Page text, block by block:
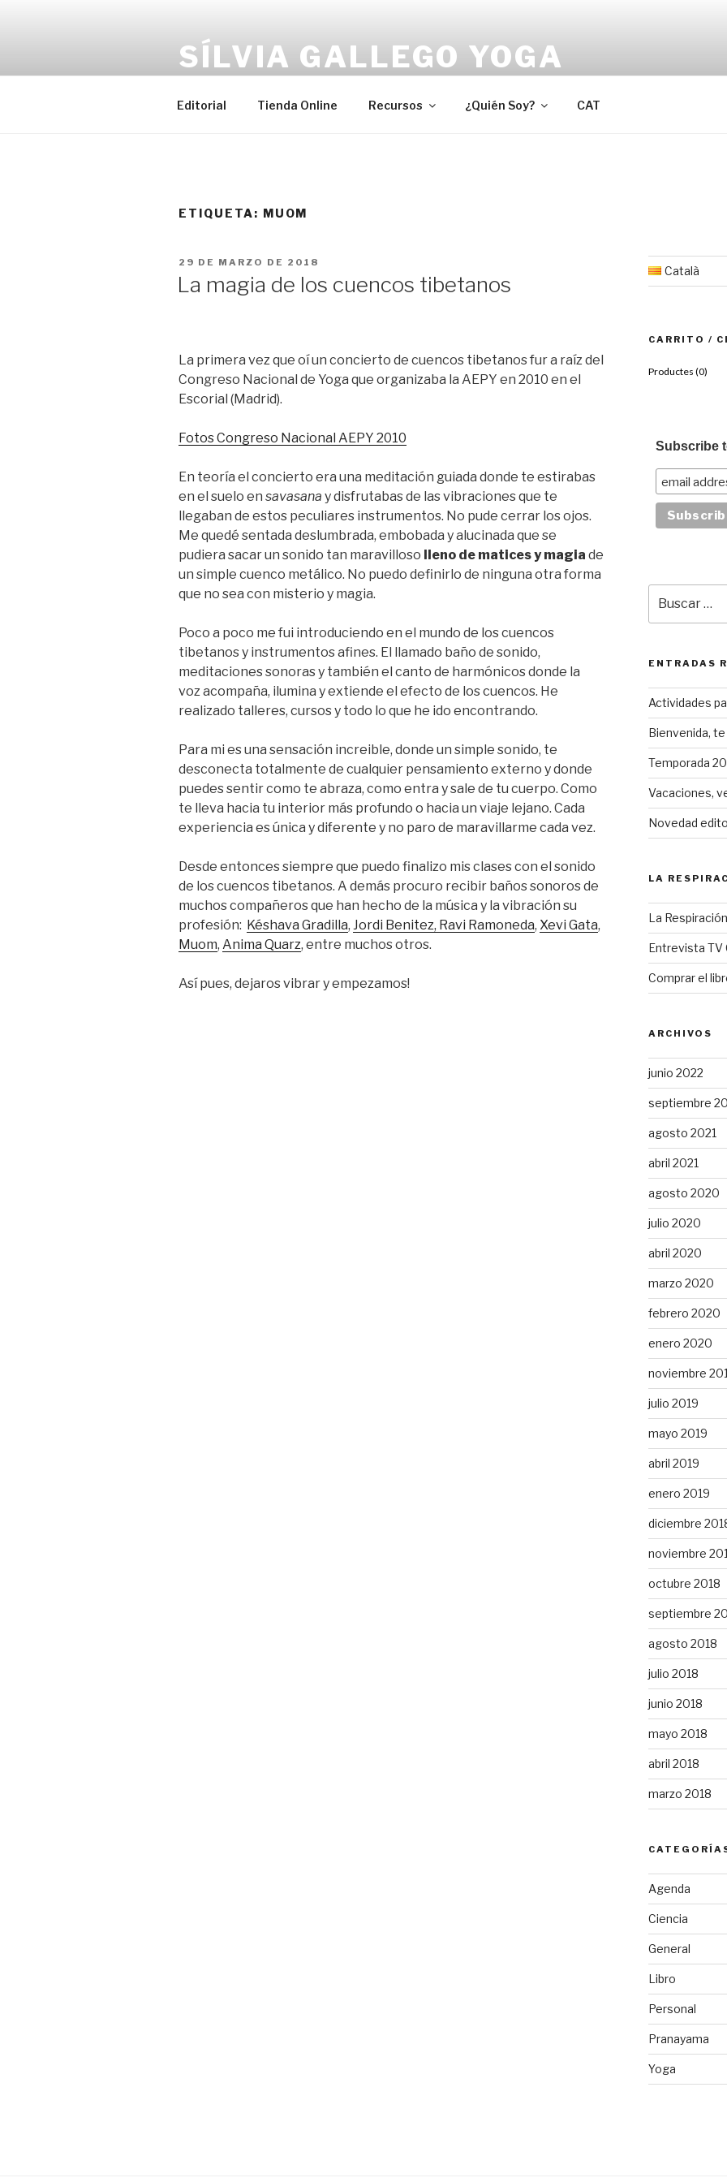
SÍLVIA GALLEGO YOGA
Editorial Tienda Online Recursos ¿Quién Soy? CAT
ETIQUETA: MUOM
PUBLICADO
29 DE MARZO DE 2018
La magia de los cuencos tibetanos
La primera vez que oí un concierto de cuencos tibetanos fur a raíz del
Congreso Nacional de Yoga que organizaba la AEPY en 2010 en el
Escorial (Madrid).
Fotos Congreso Nacional AEPY 2010
En teoría el concierto era una meditación guiada donde te estirabas
en el suelo en savasana y disfrutabas de las vibraciones que te
llegaban de estos peculiares instrumentos. No pude cerrar los ojos.
Me quedé sentada deslumbrada, embobada y alucinada que se
pudiera sacar un sonido tan maravilloso lleno de matices y magia de
un simple cuenco metálico. No puedo definirlo de ninguna otra forma
que no sea con misterio y magia.
Poco a poco me fui introduciendo en el mundo de los cuencos
tibetanos y instrumentos afines. El llamado baño de sonido,
meditaciones sonoras y también el canto de harmónicos donde la
voz acompaña, ilumina y extiende el efecto de los cuencos. He
realizado talleres, cursos y todo lo que he ido encontrando.
Para mi es una sensación increible, donde un simple sonido, te
desconecta totalmente de cualquier pensamiento externo y donde
puedes sentir como te abraza, como entra y sale de tu cuerpo. Como
te lleva hacia tu interior más profundo o hacia un viaje lejano. Cada
experiencia es única y diferente y no paro de maravillarme cada vez.
Desde entonces siempre que puedo finalizo mis clases con el sonido
de los cuencos tibetanos. A demás procuro recibir baños sonoros de
muchos compañeros que han hecho de la música y la vibración su
profesión: Késhava Gradilla, Jordi Benitez, Ravi Ramoneda, Xevi Gata,
Muom, Anima Quarz, entre muchos otros.
Así pues, dejaros vibrar y empezamos!
Català
CARRITO /
Productes (0)
Subscribe
por:
ENTRADAS
Actividades
Bienvenida,
Temporada
Vacaciones,
Novedad
LA
La
Entrevista TV
Comprar el
ARCHIVOS
junio 2022
septiembre
agosto 2021
abril 2021
agosto 2020
julio 2020
abril 2020
marzo 2020
febrero 2020
enero 2020
noviembre
julio 2019
mayo 2019
abril 2019
enero 2019
diciembre
noviembre
octubre 2018
septiembre
agosto 2018
julio 2018
junio 2018
mayo 2018
abril 2018
marzo 2018
Agenda
Ciencia
General
Libro
Personal
Pranayama
Yoga